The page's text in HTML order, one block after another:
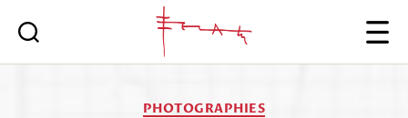
Iannis
Catégories
PHOTOGRAPHIES